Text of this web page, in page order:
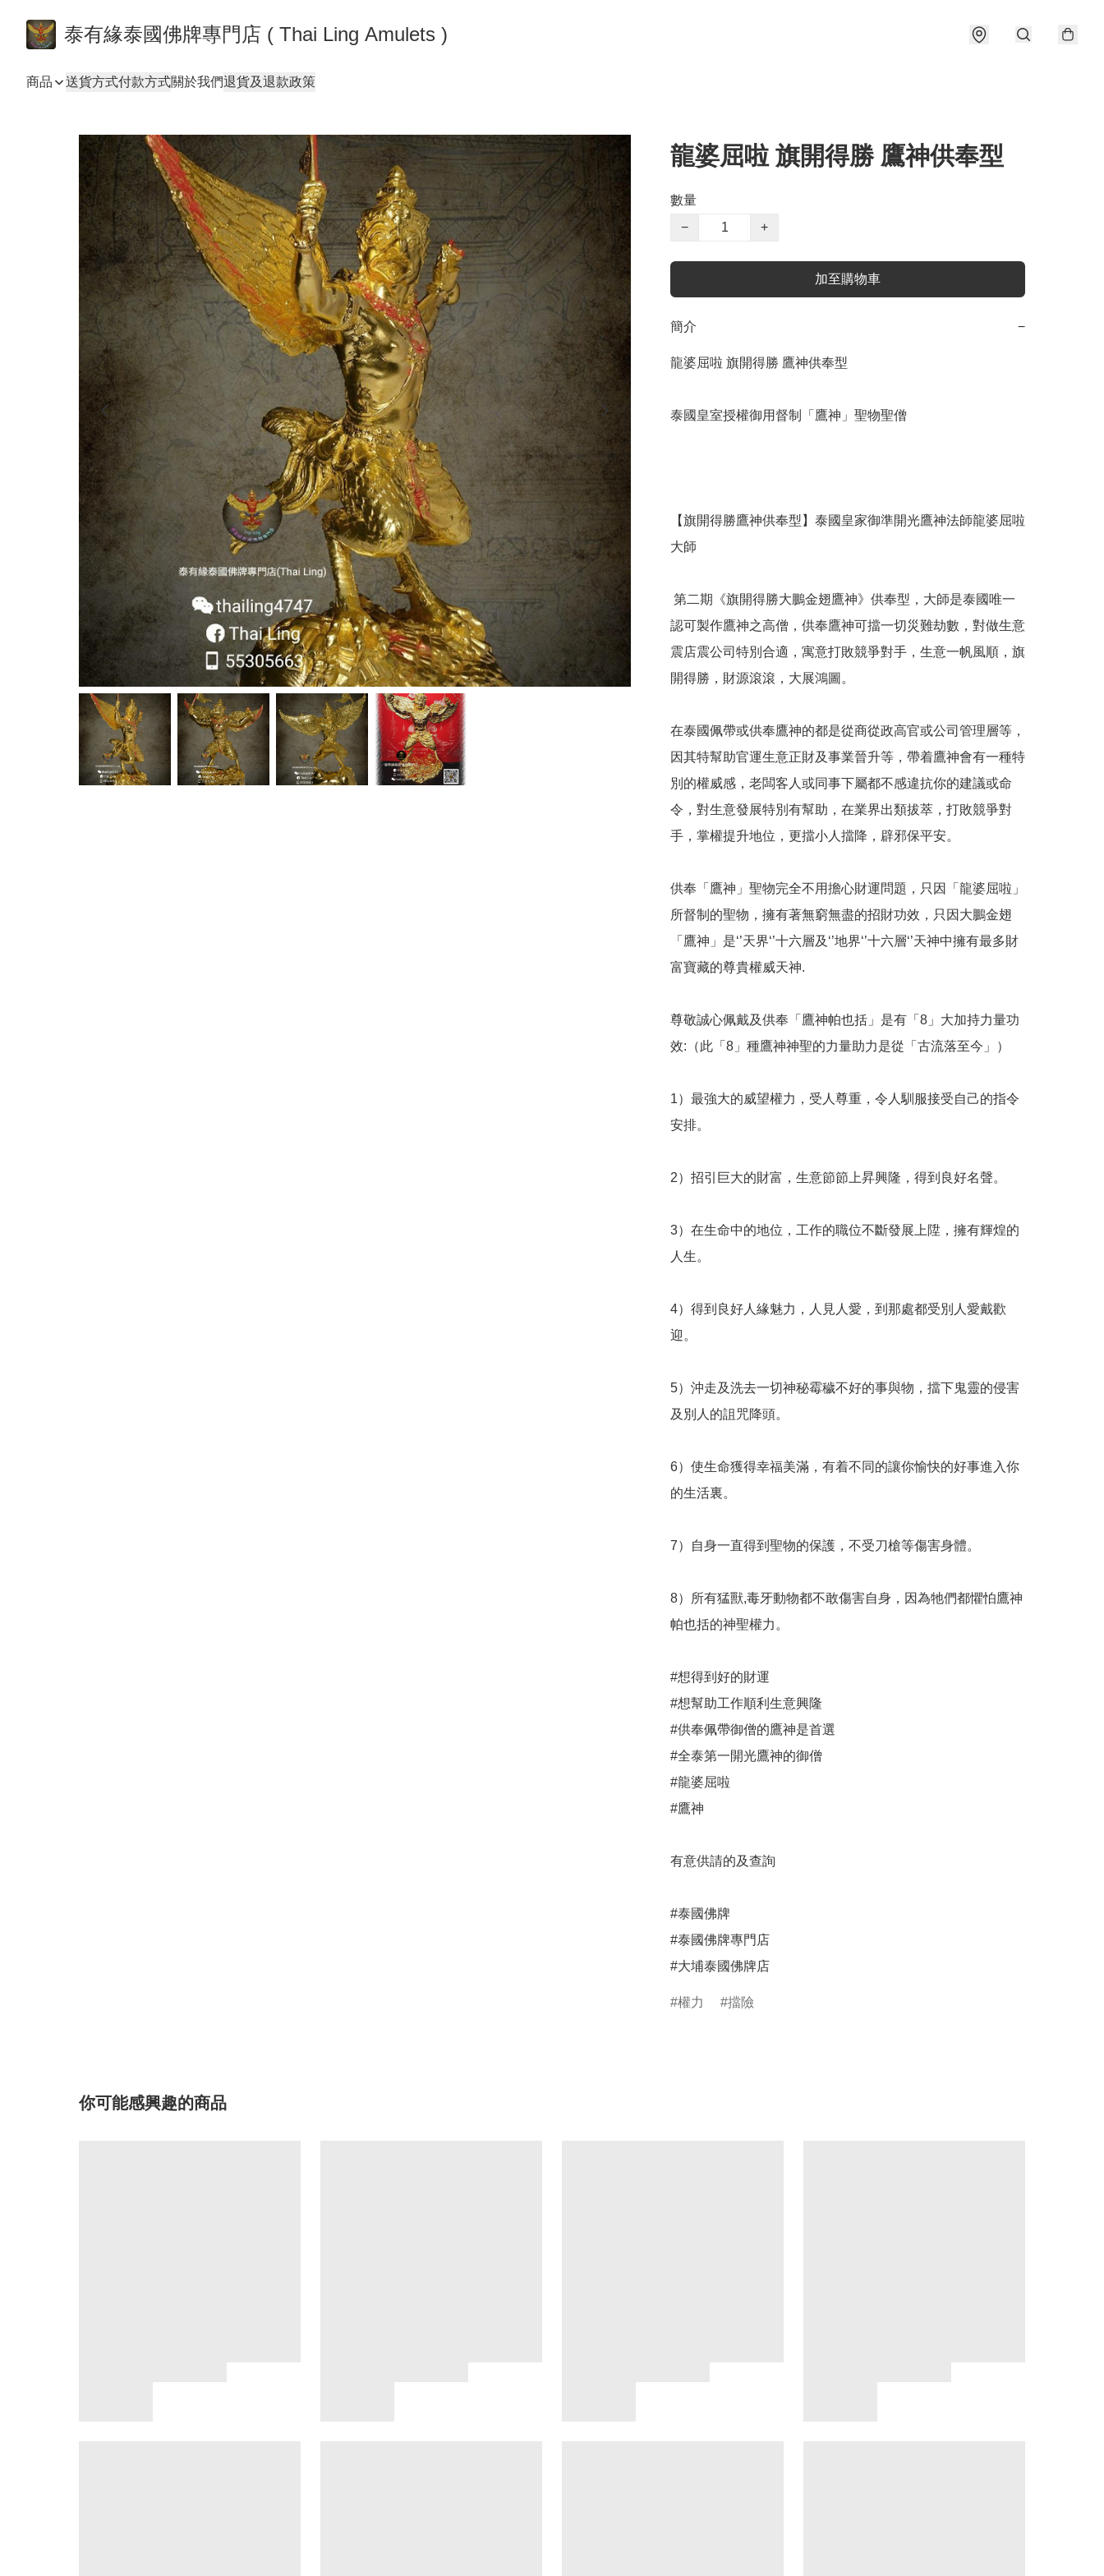
泰有緣泰國佛牌專門店 ( Thai Ling Amulets )
商品 送貨方式付款方式關於我們退貨及退款政策
龍婆屈啦 旗開得勝 鷹神供奉型
數量
−
+
加至購物車
簡介 −
龍婆屈啦 旗開得勝 鷹神供奉型
泰國皇室授權御用督制「鷹神」聖物聖僧
【旗開得勝鷹神供奉型】泰國皇家御準開光鷹神法師龍婆屈啦
大師
認可製作鷹神之高僧，供奉鷹神可擋一切災難劫數，對做生意
震店震公司特別合適，寓意打敗競爭對手，生意一帆風順，旗
開得勝，財源滾滾，大展鴻圖。
在泰國佩帶或供奉鷹神的都是從商從政高官或公司管理層等，
因其特幫助官運生意正財及事業晉升等，帶着鷹神會有一種特
別的權威感，老闆客人或同事下屬都不感違抗你的建議或命
令，對生意發展特別有幫助，在業界出類拔萃，打敗競爭對
手，掌權提升地位，更擋小人擋降，辟邪保平安。
供奉「鷹神」聖物完全不用擔心財運問題，只因「龍婆屈啦」
所督制的聖物，擁有著無窮無盡的招財功效，只因大鵬金翅
「鷹神」是‘’天界‘’十六層及‘’地界‘’十六層‘’天神中擁有最多財
富寶藏的尊貴權威天神.
尊敬誠心佩戴及供奉「鷹神帕也括」是有「8」大加持力量功
效:（此「8」種鷹神神聖的力量助力是從「古流落至今」）
1）最強大的威望權力，受人尊重，令人馴服接受自己的指令
安排。
2）招引巨大的財富，生意節節上昇興隆，得到良好名聲。
3）在生命中的地位，工作的職位不斷發展上陞，擁有輝煌的
人生。
4）得到良好人緣魅力，人見人愛，到那處都受別人愛戴歡
迎。
5）沖走及洗去一切神秘霉穢不好的事與物，擋下鬼靈的侵害
及別人的詛咒降頭。
6）使生命獲得幸福美滿，有着不同的讓你愉快的好事進入你
的生活裏。
7）自身一直得到聖物的保護，不受刀槍等傷害身體。
8）所有猛獸,毒牙動物都不敢傷害自身，因為牠們都懼怕鷹神
帕也括的神聖權力。
#想得到好的財運
#想幫助工作順利生意興隆
#供奉佩帶御僧的鷹神是首選
#全泰第一開光鷹神的御僧
#龍婆屈啦
#鷹神
有意供請的及查詢
#泰國佛牌
#泰國佛牌專門店
#大埔泰國佛牌店
權力 擋險
你可能感興趣的商品